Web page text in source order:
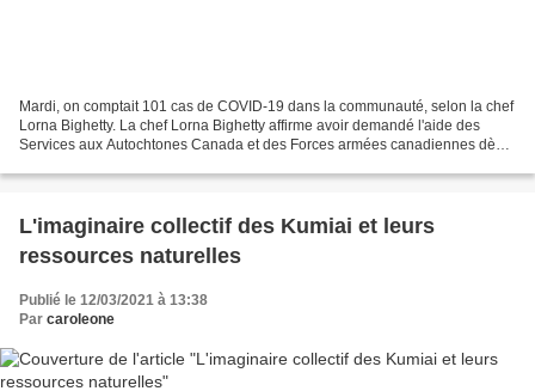
Mardi, on comptait 101 cas de COVID-19 dans la communauté, selon la chef
Lorna Bighetty. La chef Lorna Bighetty affirme avoir demandé l'aide des
Services aux Autochtones Canada et des Forces armées canadiennes dès
L'imaginaire collectif des Kumiai et leurs
ressources naturelles
Publié le 12/03/2021 à 13:38
Par caroleone